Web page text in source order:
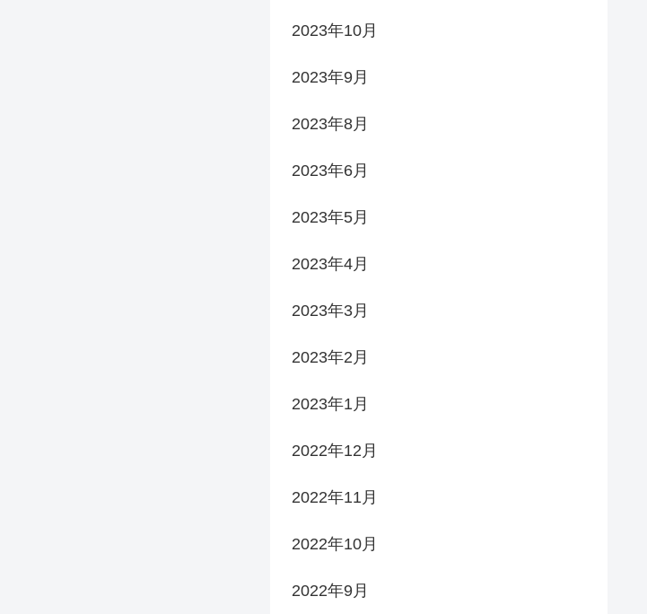
2023年10月
2023年9月
2023年8月
2023年6月
2023年5月
2023年4月
2023年3月
2023年2月
2023年1月
2022年12月
2022年11月
2022年10月
2022年9月